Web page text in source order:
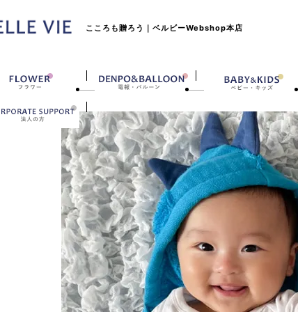
こころも贈ろう｜ベルビーWebshop本店